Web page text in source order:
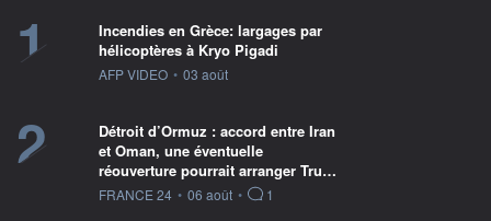
1
Incendies en Grèce: largages par
hélicoptères à Kryo Pigadi
information fournie par
AFP VIDEO • 03 août
2
Détroit d’Ormuz : accord entre Iran
et Oman, une éventuelle
réouverture pourrait arranger Tru…
information fournie par
FRANCE 24 • 06 août • 1